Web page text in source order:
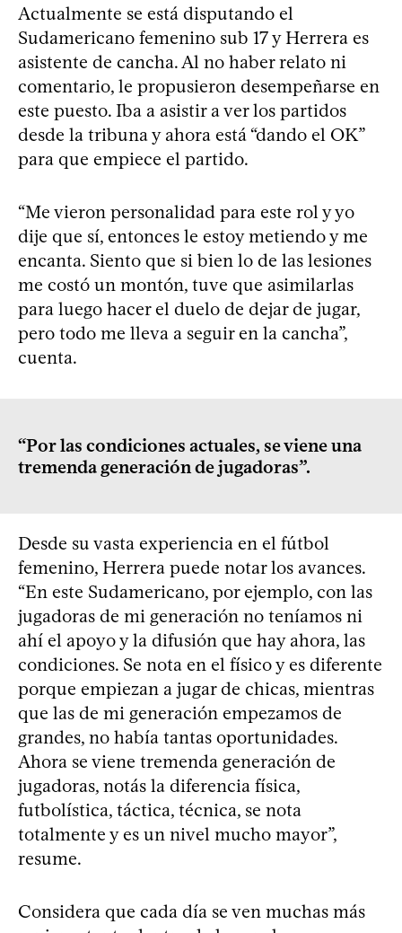
Actualmente se está disputando el
Sudamericano femenino sub 17 y Herrera es
asistente de cancha. Al no haber relato ni
comentario, le propusieron desempeñarse en
este puesto. Iba a asistir a ver los partidos
desde la tribuna y ahora está “dando el OK”
para que empiece el partido.
“Me vieron personalidad para este rol y yo
dije que sí, entonces le estoy metiendo y me
encanta. Siento que si bien lo de las lesiones
me costó un montón, tuve que asimilarlas
para luego hacer el duelo de dejar de jugar,
pero todo me lleva a seguir en la cancha”,
cuenta.
“Por las condiciones actuales, se viene una
tremenda generación de jugadoras”.
Desde su vasta experiencia en el fútbol
femenino, Herrera puede notar los avances.
“En este Sudamericano, por ejemplo, con las
jugadoras de mi generación no teníamos ni
ahí el apoyo y la difusión que hay ahora, las
condiciones. Se nota en el físico y es diferente
porque empiezan a jugar de chicas, mientras
que las de mi generación empezamos de
grandes, no había tantas oportunidades.
Ahora se viene tremenda generación de
jugadoras, notás la diferencia física,
futbolística, táctica, técnica, se nota
totalmente y es un nivel mucho mayor”,
resume.
Considera que cada día se ven muchas más